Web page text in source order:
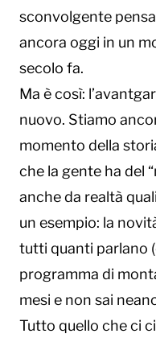
sconvolgente
ancora oggi in un
secolo fa.
Ma è così:
nuovo. Stiamo
momento della
che la gente ha del
anche da realtà
un esempio: la
tutti quanti parlano
programma di
mesi e non sai
Tutto quello che ci